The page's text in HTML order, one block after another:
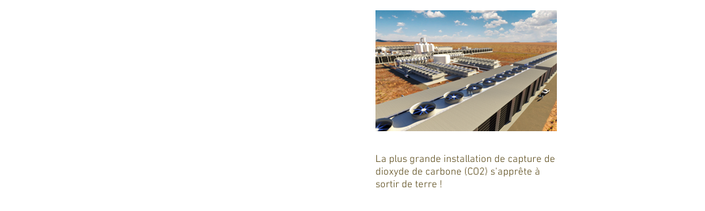
La plus grande installation de capture de
dioxyde de carbone (CO2) s'apprête à
sortir de terre !